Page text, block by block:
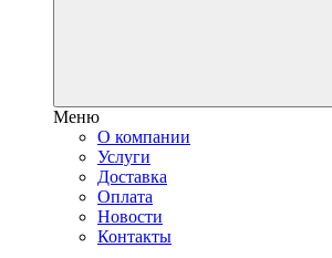
Меню
О компании
Услуги
Доставка
Оплата
Новости
Контакты